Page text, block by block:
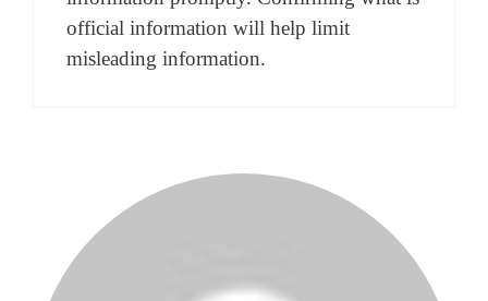
official information will help limit
misleading information.